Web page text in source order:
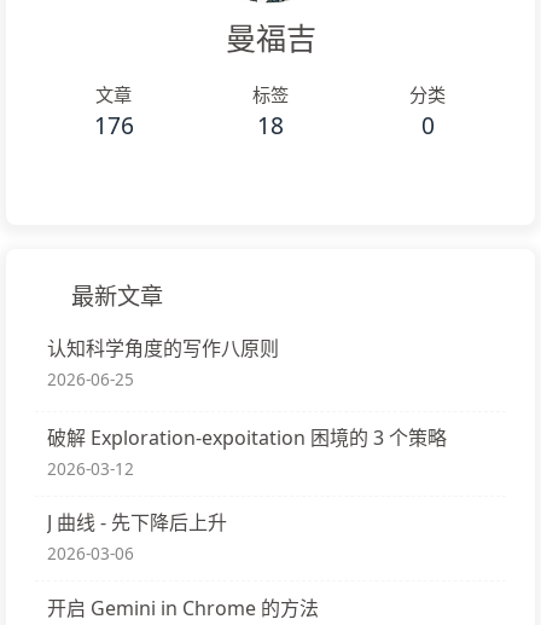
曼福吉
文章
176
标签
18
分类
0
最新文章
认知科学角度的写作八原则
2026-06-25
破解 Exploration-expoitation 困境的 3 个策略
2026-03-12
J 曲线 - 先下降后上升
2026-03-06
开启 Gemini in Chrome 的方法